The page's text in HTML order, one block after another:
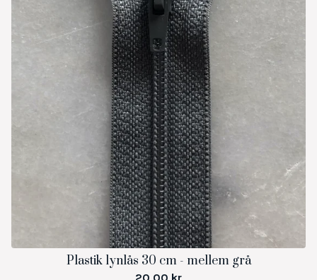
Plastik lynlås 30 cm - mellem grå